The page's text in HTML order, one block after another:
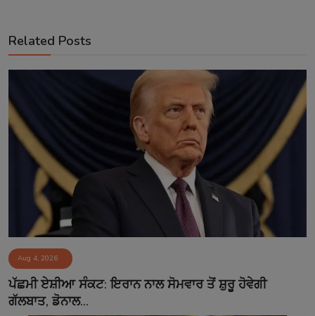
Related Posts
Aug 4, 2026
ਪੱਛਮੀ ਏਸ਼ੀਆ ਸੰਕਟ: ਇਰਾਨ ਨਾਲ ਸੋਮਵਾਰ ਤੋਂ ਸ਼ੁਰੂ ਹੋਵੇਗੀ
ਗੱਲਬਾਤ, ਡੋਨਾਲ...